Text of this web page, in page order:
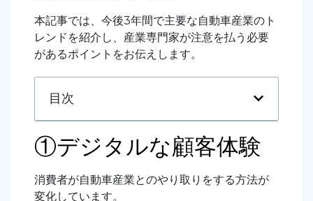
本記事では、今後3年間で主要な自動車産業のト
レンドを紹介し、産業専門家が注意を払う必要
があるポイントをお伝えします。
目次
①デジタルな顧客体験
消費者が自動車産業とのやり取りをする方法が
変化しています。